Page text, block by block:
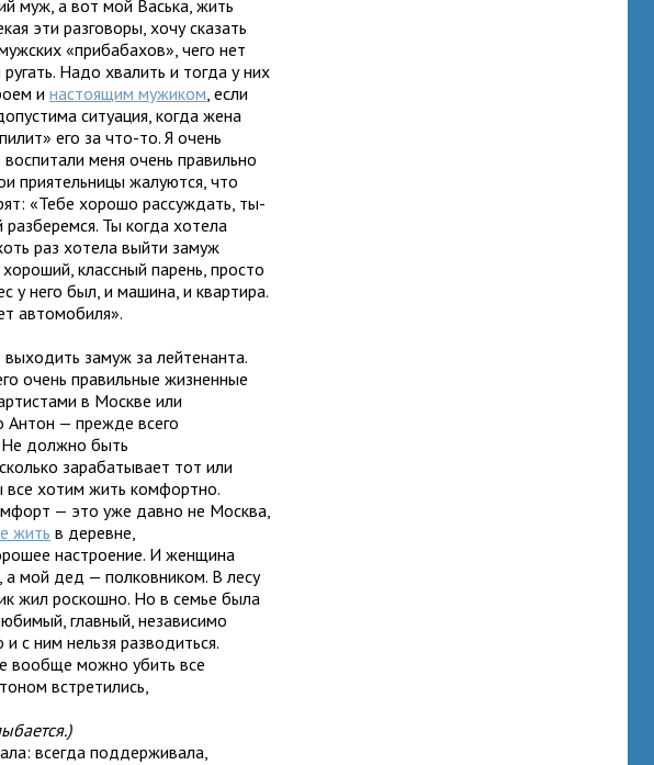
муж, а вот мой Васька, жить
эти разговоры, хочу сказать
«прибабахов», чего нет
Надо хвалить и тогда у них
инастоящим мужиком, если
ситуация, когда жена
его за что-то. Я очень
меня очень правильно
приятельницы жалуются, что
«Тебе хорошо рассуждать, ты-
Ты когда хотела
раз хотела выйти замуж
классный парень, просто
у него был, и машина, и квартира.
автомобиля».
замуж за лейтенанта.
очень правильные жизненные
в Москве или
Антон — прежде всего
Не должно быть
зарабатывает тот или
хотим жить комфортно.
— это уже давно не Москва,
жить в деревне,
настроение. И женщина
мой дед — полковником. В лесу
жил роскошно. Но в семье была
главный, независимо
с ним нельзя разводиться.
вообще можно убить все
встретились,
всегда поддерживала,